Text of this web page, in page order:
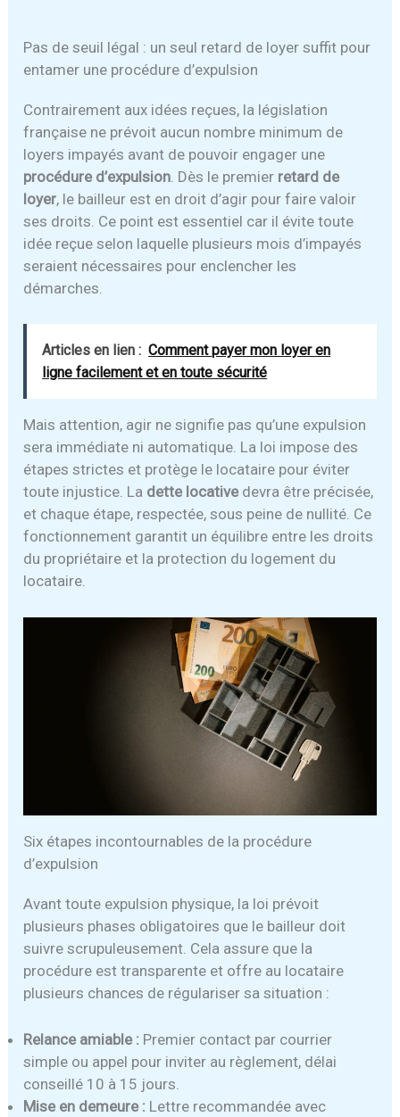
Pas de seuil légal : un seul retard de loyer suffit pour
entamer une procédure d’expulsion
Contrairement aux idées reçues, la législation
française ne prévoit aucun nombre minimum de
loyers impayés avant de pouvoir engager une
procédure d’expulsion. Dès le premier retard de
loyer, le bailleur est en droit d’agir pour faire valoir
ses droits. Ce point est essentiel car il évite toute
idée reçue selon laquelle plusieurs mois d’impayés
seraient nécessaires pour enclencher les
démarches.
Articles en lien : Comment payer mon loyer en
ligne facilement et en toute sécurité
Mais attention, agir ne signifie pas qu’une expulsion
sera immédiate ni automatique. La loi impose des
étapes strictes et protège le locataire pour éviter
toute injustice. La dette locativedevra être précisée,
et chaque étape, respectée, sous peine de nullité. Ce
fonctionnement garantit un équilibre entre les droits
du propriétaire et la protection du logement du
locataire.
Six étapes incontournables de la procédure
d’expulsion
Avant toute expulsion physique, la loi prévoit
plusieurs phases obligatoires que le bailleur doit
suivre scrupuleusement. Cela assure que la
procédure est transparente et offre au locataire
plusieurs chances de régulariser sa situation :
Relance amiable : Premier contact par courrier
simple ou appel pour inviter au règlement, délai
conseillé 10 à 15 jours.
Mise en demeure : Lettre recommandée avec